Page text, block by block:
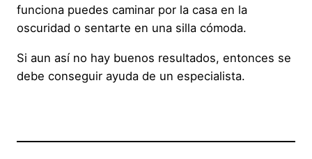
funciona puedes caminar por la casa en la
oscuridad o sentarte en una silla cómoda.
Si aun así no hay buenos resultados, entonces se
debe conseguir ayuda de un especialista.